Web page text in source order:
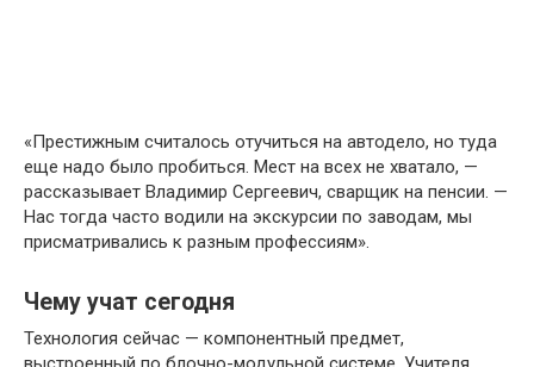
«Престижным считалось отучиться на автодело, но туда
еще надо было пробиться. Мест на всех не хватало, —
рассказывает Владимир Сергеевич, сварщик на пенсии. —
Нас тогда часто водили на экскурсии по заводам, мы
присматривались к разным профессиям».
Чему учат сегодня
Технология сейчас — компонентный предмет,